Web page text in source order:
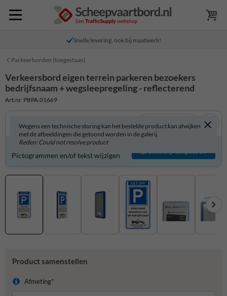
Snelle levering, ook bij maatwerk!
Parkeerborden (toegestaan)
Verkeersbord eigen terrein parkeren bezoekers
bedrijfsnaam + wegsleepregeling - reflecterend
Art.nr. PBPA.01669
Wegens een technische storing kan het bestelde product kan afwijken
met de afbeeldingen die getoond worden in de galerij.
Reden: Could not resolve product
Bekijk in 3D
Verkeersbord zelf aanpassen?
Pictogrammen en/of tekst wijzigen
Ontwerp aanpassen
Product samenstellen
Afmeting*